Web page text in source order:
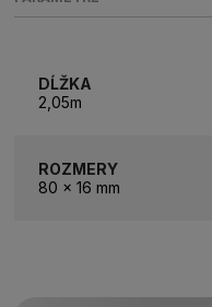
DĹŽKA
2,05m
ROZMERY
80 x 16 mm